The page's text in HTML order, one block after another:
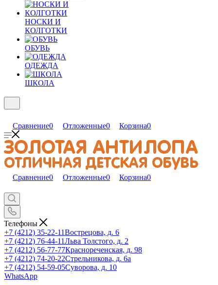
НОСКИ И
КОЛГОТКИ
ОБУВЬ
ОДЕЖДА
ШКОЛА
Сравнение0 Отложенные0 Корзина0
Сравнение0 Отложенные0 Корзина0
Телефоны
+7 (4212) 35-22-11Вострецова, д. 6
+7 (4212) 76-44-11Льва Толстого, д. 2
+7 (4212) 56-77-77Краснореченская, д. 98
+7 (4212) 74-20-22Стрельникова, д. 6а
+7 (4212) 54-59-05Суворова, д. 10
WhatsApp